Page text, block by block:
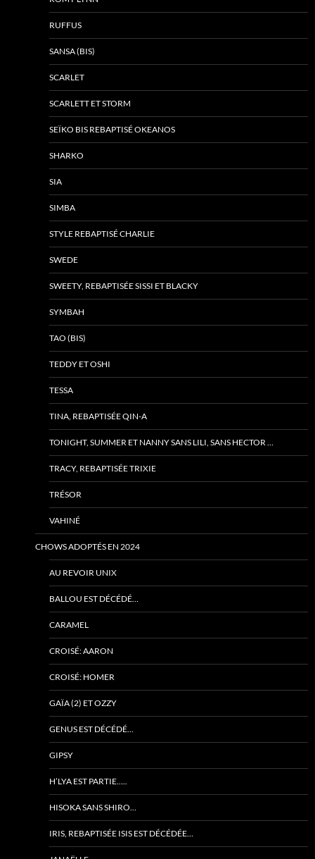
RUFFUS
SANSA (BIS)
SCARLET
SCARLETT ET STORM
SEÏKO BIS REBAPTISÉ OKEANOS
SHARKO
SIA
SIMBA
STYLE REBAPTISÉ CHARLIE
SWEDE
SWEETY, REBAPTISÉE SISSI ET BLACKY
SYMBAH
TAO (BIS)
TEDDY ET OSHI
TESSA
TINA, REBAPTISÉE QIN-A
TONIGHT, SUMMER ET NANNY SANS LILI, SANS HECTOR …
TRACY, REBAPTISÉE TRIXIE
TRÉSOR
VAHINÉ
CHOWS ADOPTÉS EN 2024
AU REVOIR UNIX
BALLOU EST DÉCÉDÉ…
CARAMEL
CROISÉ: AARON
CROISÉ: HOMER
GAÏA (2) ET OZZY
GENUS EST DÉCÉDÉ…
GIPSY
H’LYA EST PARTIE…..
HISOKA SANS SHIRO…
IRIS, REBAPTISÉE ISIS EST DÉCÉDÉE…